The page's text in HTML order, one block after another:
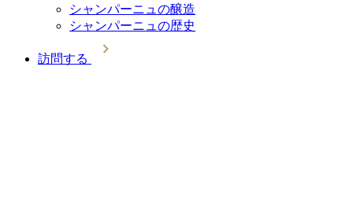
シャンパーニュの醸造
シャンパーニュの歴史
訪問する